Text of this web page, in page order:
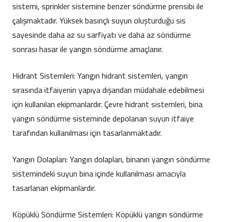
sistemi, sprinkler sistemine benzer söndürme prensibi ile
çalışmaktadır. Yüksek basınçlı suyun oluşturduğu sis
sayesinde daha az su sarfiyatı ve daha az söndürme
sonrası hasar ile yangın söndürme amaçlanır.
Hidrant Sistemleri: Yangın hidrant sistemleri, yangın
sırasında itfaiyenin yapıya dışarıdan müdahale edebilmesi
için kullanılan ekipmanlardır. Çevre hidrant sistemleri, bina
yangın söndürme sisteminde depolanan suyun itfaiye
tarafından kullanılması için tasarlanmaktadır.
Yangın Dolapları: Yangın dolapları, binanın yangın söndürme
sistemindeki suyun bina içinde kullanılması amacıyla
tasarlanan ekipmanlardır.
Köpüklü Söndürme Sistemleri: Köpüklü yangın söndürme